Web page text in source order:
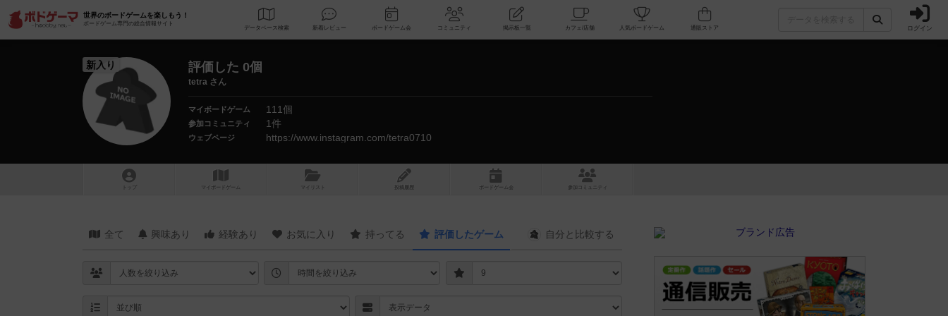
世界のボードゲームを楽しもう！
ボードゲーム専門の総合情報サイト
データベース 検索 新着レビュー ボードゲーム会 コミュニティ 掲示板一覧 カフェ/店舗 人気ボードゲーム ログイン
新入り 評価した 0個
tetra さん
マイボードゲーム 111個
参加コミュニティ 1件
ウェブページ https://www.instagram.com/tetra0710
トップ マイボードゲーム マイリスト 投稿履歴 ボ ドゲ ーム コミュニティ
全て 興味あり 経験あり お気に入り 持ってる 評価したゲーム 自分と 比較する